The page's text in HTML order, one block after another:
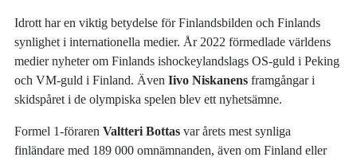
Idrott har en viktig betydelse för Finlandsbilden och Finlands
synlighet i internationella medier. År 2022 förmedlade världens
medier nyheter om Finlands ishockeylandslags OS-guld i Peking
och VM-guld i Finland. ÄvenIivo Niskanens framgångar i
skidspåret i de olympiska spelen blev ett nyhetsämne.
Formel 1-förarenValtteri Bottas var årets mest synliga
finländare med 189 000 omnämnanden, även om Finland eller